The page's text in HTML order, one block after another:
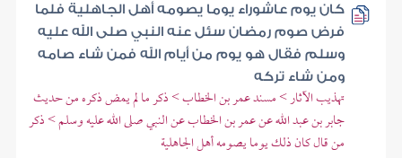
كان يوم عاشوراء يوما يصومه أهل الجاهلية فلما
فرض صوم رمضان سئل عنه النبي صلى الله عليه
وسلم فقال هو يوم من أيام الله فمن شاء صامه
ومن شاء تركه
تهذيب الآثار > مسند عمر بن الخطاب > ذكر ما لم يمض ذكره من حديث
جابر بن عبد الله عن عمر بن الخطاب عن النبي صلى الله عليه وسلم > ذكر
من قال كان ذلك يوما يصومه أهل الجاهلية